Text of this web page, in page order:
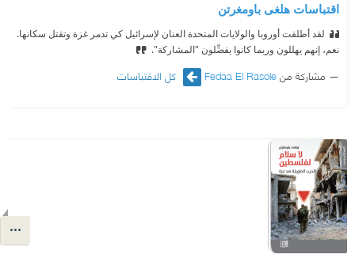
اقتباسات هلغى باومغرتن
لقد أطلقت أوروبا والولايات المتحدة العنان لإسرائيل كي تدمر غزة وتقتل سكانها.
نعم، إنهم يهللون وربما كانوا يفضِّلون "المشاركة".
مشاركة منFedaa El Rasole كل الاقتباسات